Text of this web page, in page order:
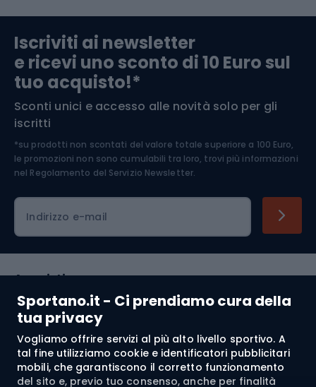
Sportano.it - Ci prendiamo cura della
tua privacy
Vogliamo offrire servizi al più alto livello sportivo. A
tal fine utilizziamo cookie e identificatori pubblicitari
mobili, che garantiscono il corretto funzionamento
del sito e, previo tuo consenso, anche per finalità
Abbigliamento da escursionismo
Componenti per biciclette
Arrampicata
Medicina dello sport
Abbigliamento ciclistico
Iscriviti ai newsletter
e ricevi uno sconto di 10 Euro sul
tuo acquisto!*
Sconti unici e accesso alle novità solo per gli
iscritti
*su prodotti non scontati del valore totale superiore a 100 Euro,
le promozioni non sono cumulabili tra loro, trovi più informazioni
nel Regolamento del Servizio Newsletter.
Indirizzo e-mail
Acquisti
Servizio clienti
Regolamento
Chi siamo